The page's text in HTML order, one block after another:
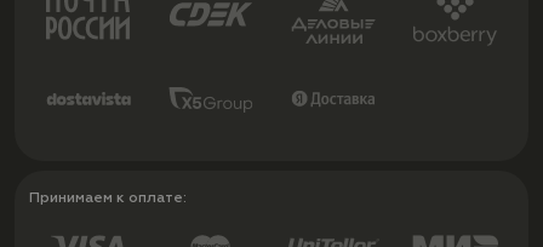
Принимаем к оплате: